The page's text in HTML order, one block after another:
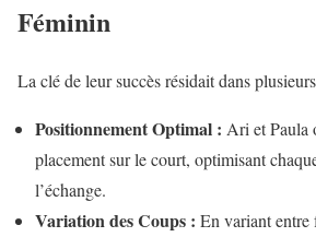
Féminin
La clé de leur succès résidait dans
Positionnement Optimal : Ari et Paula
placement sur le court, optimisant
l’échange.
Variation des Coups : En variant entre